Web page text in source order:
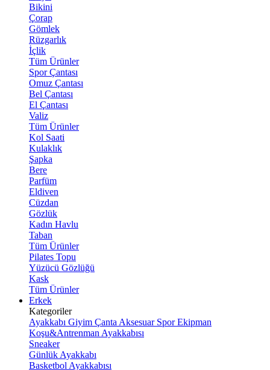
Bikini
Çorap
Gömlek
Rüzgarlık
İçlik
Tüm Ürünler
Spor Çantası
Omuz Çantası
Bel Çantası
El Çantası
Valiz
Tüm Ürünler
Kol Saati
Kulaklık
Şapka
Bere
Parfüm
Eldiven
Cüzdan
Gözlük
Kadın Havlu
Taban
Tüm Ürünler
Pilates Topu
Yüzücü Gözlüğü
Kask
Tüm Ürünler
Erkek
Kategoriler
Ayakkabı Giyim Çanta Aksesuar Spor Ekipman
Koşu&Antrenman Ayakkabısı
Sneaker
Günlük Ayakkabı
Basketbol Ayakkabısı